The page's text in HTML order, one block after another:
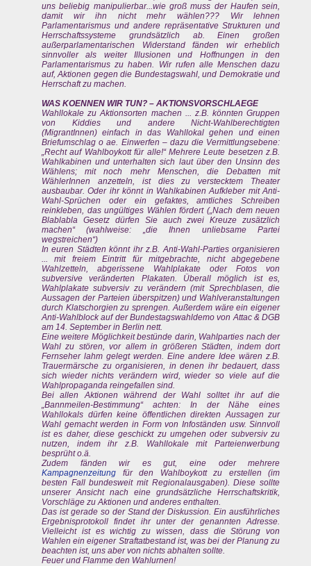
uns beliebig manipulierbar...wie groß muss der Haufen sein,
damit wir ihn nicht mehr wählen??? Wir lehnen
Parlamentarismus und andere repräsentative Strukturen und
Herrschaftssysteme grundsätzlich ab. Einen großen
außerparlamentarischen Widerstand fänden wir erheblich
sinnvoller als weiter Illusionen und Hoffnungen in den
Parlamentarismus zu haben. Wir rufen alle Menschen dazu
auf, Aktionen gegen die Bundestagswahl, und Demokratie und
Herrschaft zu machen.
WAS KOENNEN WIR TUN? – AKTIONSVORSCHLAEGE
Wahllokale zu Aktionsorten machen ... z.B. könnten Gruppen
von Kiddies und andere Nicht-Wahlberechtigten
(MigrantInnen) einfach in das Wahllokal gehen und einen
Briefumschlag o ae. Einwerfen – dazu die Vermittlungsebene:
„Recht auf Wahlboykott für alle!“ Mehrere Leute besetzen z.B.
Wahlkabinen und unterhalten sich laut über den Unsinn des
Wählens; mit noch mehr Menschen, die Debatten mit
WählerInnen anzetteln, ist dies zu verstecktem Theater
ausbaubar. Oder ihr könnt in Wahlkabinen Aufkleber mit Anti-
Wahl-Sprüchen oder ein gefaktes, amtliches Schreiben
reinkleben, das ungültiges Wählen fördert („Nach dem neuen
Blablabla Gesetz dürfen Sie auch zwei Kreuze zusätzlich
machen“ (wahlweise: „die Ihnen unliebsame Partei
wegstreichen“)
In euren Städten könnt ihr z.B. Anti-Wahl-Parties organisieren
... mit freiem Eintritt für mitgebrachte, nicht abgegebene
Wahlzetteln, abgerissene Wahlplakate oder Fotos von
subversive veränderten Plakaten. Überall möglich ist es,
Wahlplakate subversiv zu verändern (mit Sprechblasen, die
Aussagen der Parteien überspitzen) und Wahlveranstaltungen
durch Klatschorgien zu sprengen. Außerdem wäre ein eigener
Anti-Wahlblock auf der Bundestagswahldemo von Attac & DGB
am 14. September in Berlin nett.
Eine weitere Möglichkeit bestünde darin, Wahlparties nach der
Wahl zu stören, vor allem in größeren Städten, indem dort
Fernseher lahm gelegt werden. Eine andere Idee wären z.B.
Trauermärsche zu organisieren, in denen ihr bedauert, dass
sich wieder nichts verändern wird, wieder so viele auf die
Wahlpropaganda reingefallen sind.
Bei allen Aktionen während der Wahl solltet ihr auf die
„Bannmeilen-Bestimmung“ achten: In der Nähe eines
Wahllokals dürfen keine öffentlichen direkten Aussagen zur
Wahl gemacht werden in Form von Infoständen usw. Sinnvoll
ist es daher, diese geschickt zu umgehen oder subversiv zu
nutzen, indem ihr z.B. Wahllokale mit Parteienwerbung
besprüht o.ä.
Zudem fänden wir es gut, eine oder mehrere
Kampagnenzeitung für den Wahlboykott zu erstellen (im
besten Fall bundesweit mit Regionalausgaben). Diese sollte
unserer Ansicht nach eine grundsätzliche Herrschaftskritik,
Vorschläge zu Aktionen und anderes enthalten.
Das ist gerade so der Stand der Diskussion. Ein ausführliches
Ergebnisprotokoll findet ihr unter der genannten Adresse.
Vielleicht ist es wichtig zu wissen, dass die Störung von
Wahlen ein eigener Straftatbestand ist, was bei der Planung zu
beachten ist, uns aber von nichts abhalten sollte.
Feuer und Flamme den Wahlurnen!